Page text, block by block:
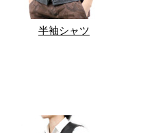
半袖シャツ